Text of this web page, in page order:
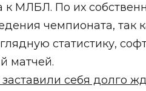
МЛБЛ. По их
чемпионата, так
статистику,
матчей.
себя долго